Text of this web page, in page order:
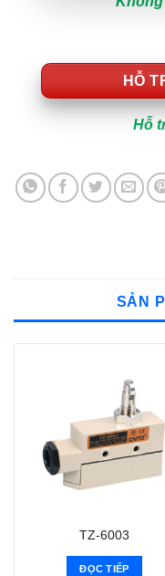
HỖ
Hỗ
SẢN
TZ-6003
ĐỌC TIẾP